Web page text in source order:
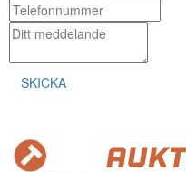
SKICKA